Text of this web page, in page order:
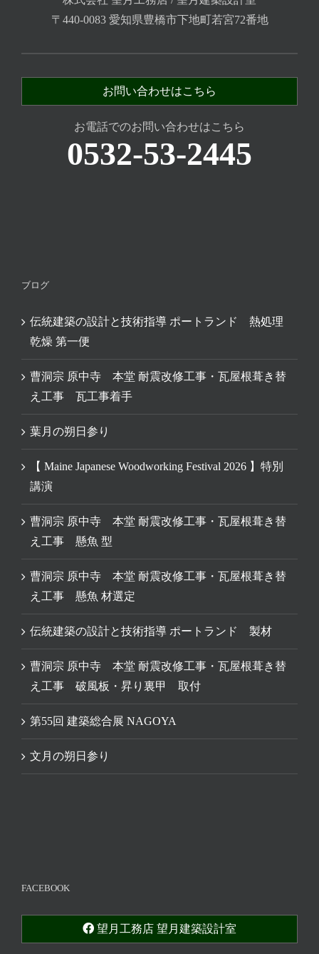
〒440-0083 愛知県豊橋市下地町若宮72番地
お問い合わせはこちら
お電話でのお問い合わせはこちら
0532-53-2445
ブログ
伝統建築の設計と技術指導 ポートランド 熱処理
乾燥 第一便
曹洞宗 原中寺 本堂 耐震改修工事・瓦屋根葺き替
え工事 瓦工事着手
葉月の朔日参り
【 Maine Japanese Woodworking Festival 2026 】特別
講演
曹洞宗 原中寺 本堂 耐震改修工事・瓦屋根葺き替
え工事 懸魚 型
曹洞宗 原中寺 本堂 耐震改修工事・瓦屋根葺き替
え工事 懸魚 材選定
伝統建築の設計と技術指導 ポートランド 製材
曹洞宗 原中寺 本堂 耐震改修工事・瓦屋根葺き替
え工事 破風板・昇り裏甲 取付
第55回 建築総合展 NAGOYA
文月の朔日参り
FACEBOOK
望月工務店 望月建築設計室